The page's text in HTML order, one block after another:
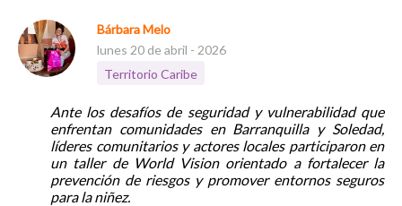
Bárbara Melo
lunes 20 de abril - 2026
Territorio Caribe
Ante los desafíos de seguridad y vulnerabilidad que
enfrentan comunidades en Barranquilla y Soledad,
líderes comunitarios y actores locales participaron en
un taller de World Vision orientado a fortalecer la
prevención de riesgos y promover entornos seguros
para la niñez.